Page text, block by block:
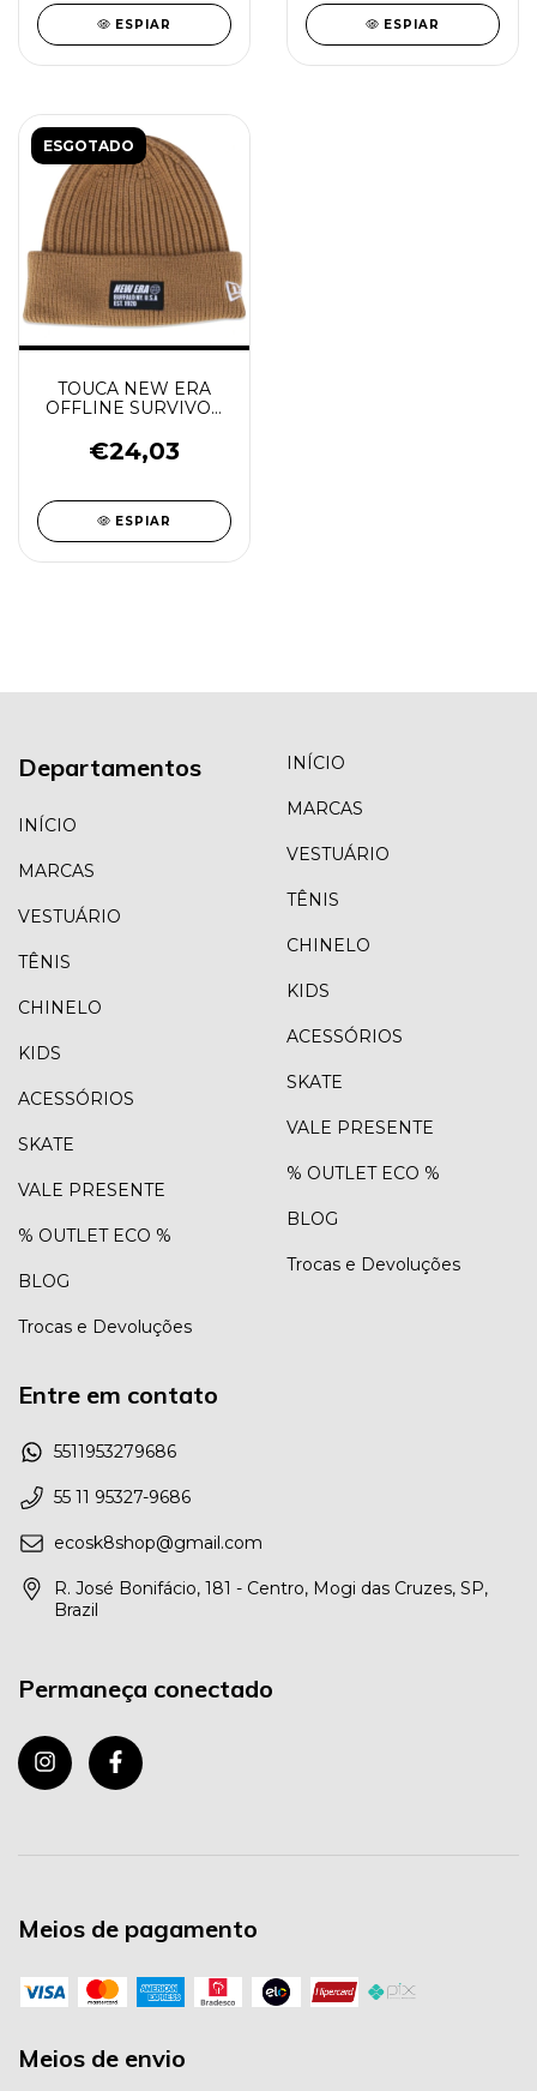
ESPIAR ESPIAR
ESGOTADO
TOUCA NEW ERA
OFFLINE SURVIVOR
€24,03
ESPIAR
Departamentos
INÍCIO
MARCAS
VESTUÁRIO
TÊNIS
CHINELO
KIDS
ACESSÓRIOS
SKATE
VALE PRESENTE
% OUTLET ECO %
BLOG
Trocas e Devoluções
INÍCIO
MARCAS
VESTUÁRIO
TÊNIS
CHINELO
KIDS
ACESSÓRIOS
SKATE
VALE PRESENTE
% OUTLET ECO %
BLOG
Trocas e Devoluções
Entre em contato
5511953279686
55 11 95327-9686
ecosk8shop@gmail.com
R. José Bonifácio, 181 - Centro, Mogi das Cruzes, SP,
Brazil
Permaneça conectado
Meios de pagamento
Meios de envio